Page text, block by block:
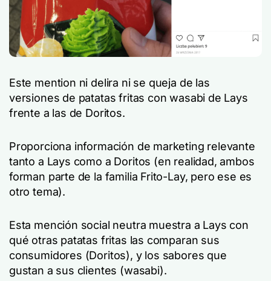
Este mention ni delira ni se queja de las
versiones de patatas fritas con wasabi de Lays
frente a las de Doritos.
Proporciona información de marketing relevante
tanto a Lays como a Doritos (en realidad, ambos
forman parte de la familia Frito-Lay, pero ese es
otro tema).
Esta mención social neutra muestra a Lays con
qué otras patatas fritas las comparan sus
consumidores (Doritos), y los sabores que
gustan a sus clientes (wasabi).